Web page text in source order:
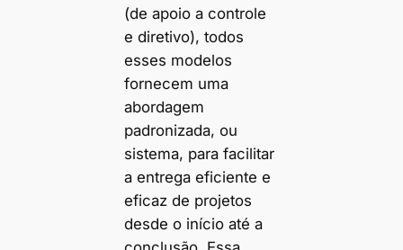
(de apoio a controle
e diretivo), todos
esses modelos
fornecem uma
abordagem
padronizada, ou
sistema, para facilitar
a entrega eficiente e
eficaz de projetos
desde o início até a